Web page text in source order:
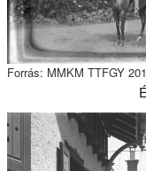
Forrás: MMKM TTFGY